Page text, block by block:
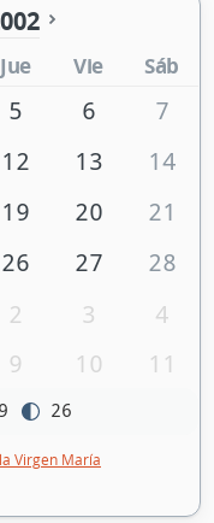
Jue Vie Sáb
5 6
7
12 13
14
19 20
21
26 27
28
2 3
4
9 10 11
26
Virgen María